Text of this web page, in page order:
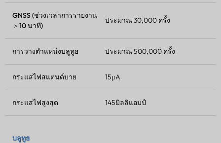
GNSS (ช่วงเวลาการรายงาน
＞10 นาที)
ประมาณ 30,000 ครั้ง
การวางตำแหน่งบลูทูธ ประมาณ 500,000 ครั้ง
กระแสไฟสแตนด์บาย 15μA
กระแสไฟสูงสุด 145มิลลิแอมป์
บลูทูธ